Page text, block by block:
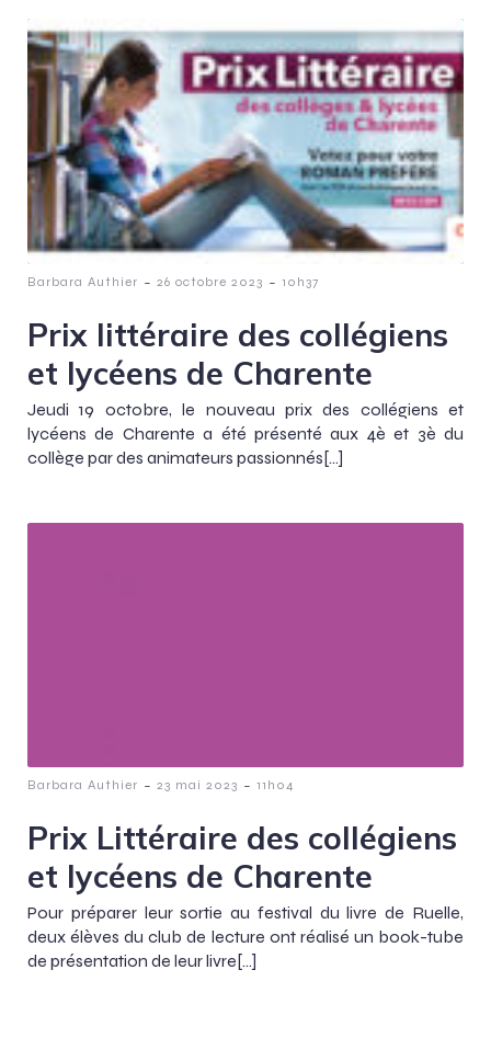
Barbara Authier - 26 octobre 2023 - 10h37
Prix littéraire des collégiens
et lycéens de Charente
Jeudi 19 octobre, le nouveau prix des collégiens et
lycéens de Charente a été présenté aux 4è et 3è du
collège par des animateurs passionnés[…]
Barbara Authier - 23 mai 2023 - 11h04
Prix Littéraire des collégiens
et lycéens de Charente
Pour préparer leur sortie au festival du livre de Ruelle,
deux élèves du club de lecture ont réalisé un book-tube
de présentation de leur livre[…]